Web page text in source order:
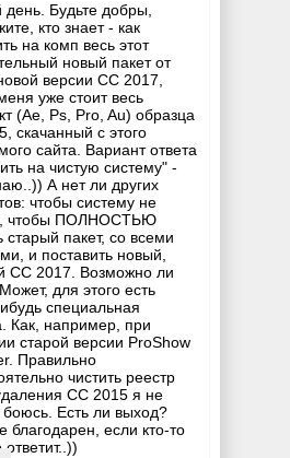
Будьте добры,
кто знает - как
на комп весь этот
новый пакет от
версии CC 2017,
уже стоит весь
(Ae, Ps, Pro, Au) образца
скачанный с этого
сайта. Вариант ответа
на чистую систему" -
А нет ли других
чтобы систему не
чтобы ПОЛНОСТЬЮ
старый пакет, со всеми
и поставить новый,
СС 2017. Возможно ли
для этого есть
специальная
Как, например, при
старой версии ProShow
Правильно
чистить реестр
СС 2015 я не
Есть ли выход?
благодарен, если кто-то
ответит..))